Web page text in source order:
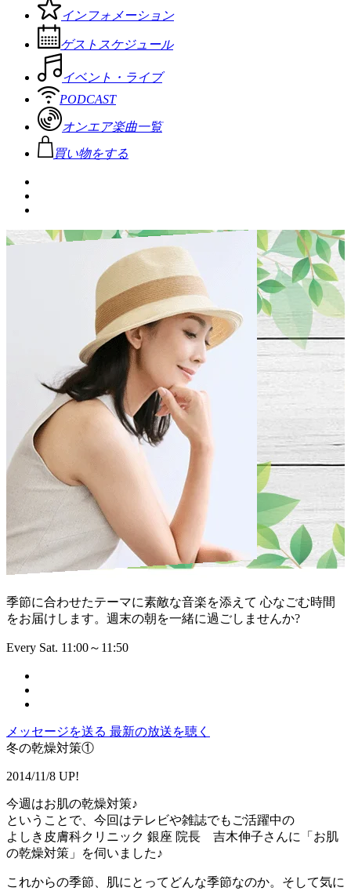
インフォメーション
ゲストスケジュール
イベント・ライブ
PODCAST
オンエア楽曲一覧
買い物をする
季節に合わせたテーマに素敵な音楽を添えて 心なごむ時間
をお届けします。週末の朝を一緒に過ごしませんか?
Every Sat. 11:00～11:50
メッセージを送る 最新の放送を聴く
冬の乾燥対策①
2014/11/8 UP!
今週はお肌の乾燥対策♪
ということで、今回はテレビや雑誌でもご活躍中の
よしき皮膚科クリニック 銀座 院長 吉木伸子さんに「お肌
の乾燥対策」を伺いました♪
これからの季節、肌にとってどんな季節なのか。そして気に